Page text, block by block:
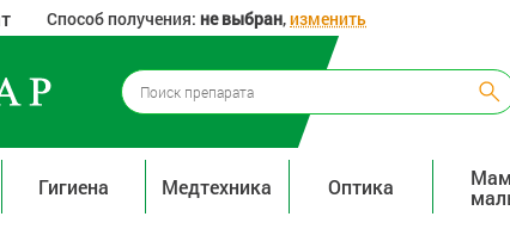
Способ получения: не выбран,изменить
Гигиена Медтехника Оптика